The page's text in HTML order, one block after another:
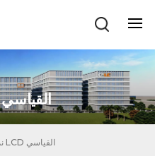
نموذج LCD القياسي
نموذج LCD القياسي